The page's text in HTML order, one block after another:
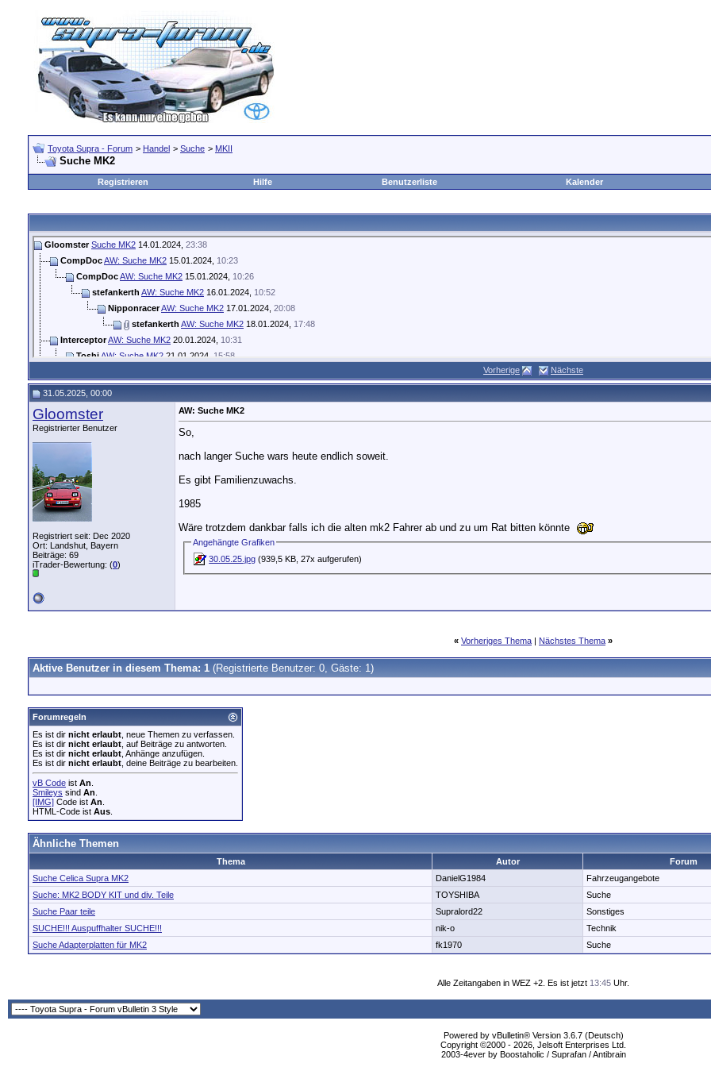
Toyota Supra - Forum > Handel > Suche > MKII
Suche MK2
Registrieren Hilfe Benutzerliste Kalender
Gloomster Suche MK2 14.01.2024, 23:38
CompDocAW: Suche MK2 15.01.2024, 10:23
CompDocAW: Suche MK2 15.01.2024, 10:26
stefankerth AW: Suche MK2 16.01.2024, 10:52
NipponracerAW: Suche MK2 17.01.2024, 20:08
stefankerth AW: Suche MK2 18.01.2024, 17:48
InterceptorAW: Suche MK2 20.01.2024, 10:31
Toshi AW: Suche MK2 21.01.2024, 15:58
supramkIIIAW: Suche MK226.11.2024,22:05
GloomsterAW: Suche MK226.11.2024,22:39
supramkIIIAW: Suche MK227.11.2024,09:04
Gloomster
supramkIII
AW: Suche MK2 27.11.2024,
22:41
Gloomster AW: Suche MK2
AnnaClaire78
AW: Suche MK212.06.2025,
Vorherige Nächste
31.05.2025, 00:00
Gloomster
Registrierter Benutzer
Registriert seit: Dec 2020
Ort: Landshut, Bayern
Beiträge: 69
iTrader-Bewertung: (0)
AW: Suche MK2
So,
nach langer Suche wars heute endlich soweit.
Es gibt Familienzuwachs.
1985
Wäre trotzdem dankbar falls ich die alten mk2 Fahrer ab und zu um Rat bitten könnte
Angehängte Grafiken
30.05.25.jpg (939,5 KB, 27x aufgerufen)
« Vorheriges Thema | Nächstes Thema »
Aktive Benutzer in diesem Thema: 1 (Registrierte Benutzer: 0, Gäste: 1)
Forumregeln
Es ist dir nicht erlaubt , neue Themen zu verfassen.
Es ist dir nicht erlaubt , auf Beiträge zu antworten.
Es ist dir nicht erlaubt , Anhänge anzufügen.
Es ist dir nicht erlaubt , deine Beiträge zu bearbeiten.
vB Code ist An
Smileys sind An
[IMG] Code ist An
HTML-Code ist Aus
Ähnliche Themen
Thema Autor
Forum
Suche Celica Supra MK2
DanielG1984
Fahrzeugangebote
Suche: MK2 BODY KIT und div. Teile
TOYSHIBA
Suche
Suche Paar teile
Supralord22
Sonstiges
SUCHE!!! Auspuffhalter SUCHE!!!
nik-o
Technik
Suche Adapterplatten für MK2
fk1970 Suche
Alle Zeitangaben in WEZ +2. Es ist jetzt 13:45 Uhr.
Powered by vBulletin® Version 3.6.7 (Deutsch)
Copyright ©2000 - 2026, Jelsoft Enterprises Ltd.
2003-4ever by Boostaholic / Suprafan / Antibrain